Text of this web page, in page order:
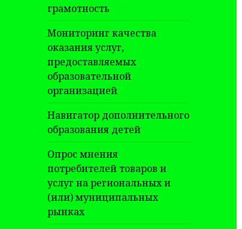
грамотность
Мониторинг качества
оказания услуг,
предоставляемых
образовательной
организацией
Навигатор дополнительного
образования детей
Опрос мнения
потребителей товаров и
услуг на региональных и
(или) муниципальных
рынках